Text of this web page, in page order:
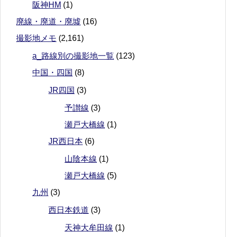
阪神HM (1)
廃線・廃道・廃墟 (16)
撮影地メモ (2,161)
a_路線別の撮影地一覧 (123)
中国・四国 (8)
JR四国 (3)
予讃線 (3)
瀬戸大橋線 (1)
JR西日本 (6)
山陰本線 (1)
瀬戸大橋線 (5)
九州 (3)
西日本鉄道 (3)
天神大牟田線 (1)